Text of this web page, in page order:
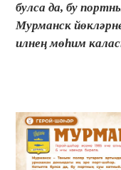
булса да, бу
Мурманск
илнең мөһим